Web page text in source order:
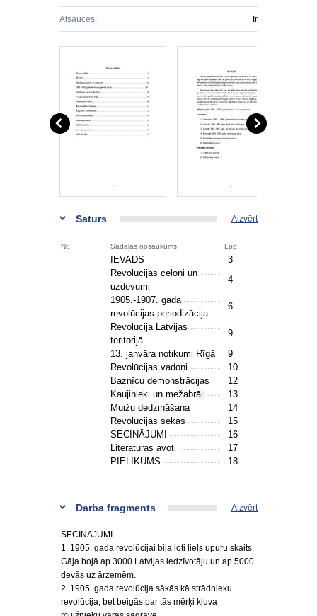
Atsauces: Ir
Saturs Aizvērt
Nr. Sadaļas nosaukums Lpp.
IEVADS
3
Revolūcijas cēloņi un
uzdevumi
4
1905.-1907. gada
revolūcijas periodizācija
6
Revolūcija Latvijas
teritorijā
9
13. janvāra notikumi Rīgā
9
Revolūcijas vadoņi
10
Baznīcu demonstrācijas
12
Kaujinieki un mežabrāļi
13
Muižu dedzināšana
14
Revolūcijas sekas
15
SECINĀJUMI
16
Literatūras avoti
17
PIELIKUMS
18
Darba fragments Aizvērt
SECINĀJUMI
1. 1905. gada revolūcijai bija ļoti liels upuru skaits.
Gāja bojā ap 3000 Latvijas iedzīvotāju un ap 5000
devās uz ārzemēm.
2. 1905. gada revolūcija sākās kā strādnieku
revolūcija, bet beigās par tās mērķi kļuva